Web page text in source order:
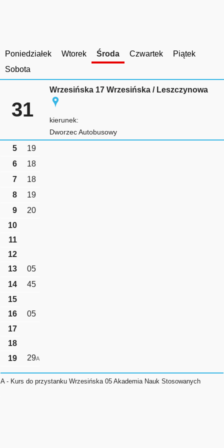
Poniedziałek Wtorek Środa Czwartek
Piątek
Sobota
31
Wrzesińska 17 Wrzesińska / Leszczynowa
kierunek:
Dworzec Autobusowy
5
19
6
18
7
18
8
19
9
20
10
11
12
13
05
14
45
15
16
05
17
18
19
29A
A - Kurs do przystanku Wrzesińska 05 Akademia Nauk Stosowanych